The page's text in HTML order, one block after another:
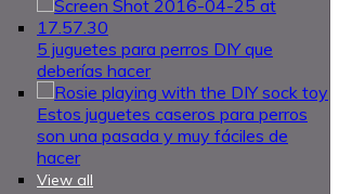
5 juguetes para perros DIY que
deberías hacer
Estos juguetes caseros para perros
son una pasada y muy fáciles de
hacer
View all